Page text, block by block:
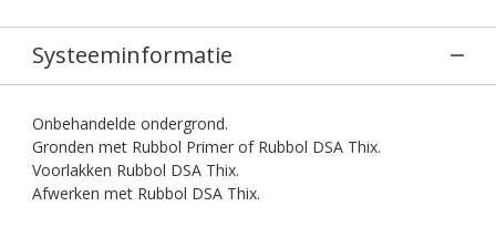
Systeeminformatie
Onbehandelde ondergrond.
Gronden met Rubbol Primer of Rubbol DSA Thix.
Voorlakken Rubbol DSA Thix.
Afwerken met Rubbol DSA Thix.